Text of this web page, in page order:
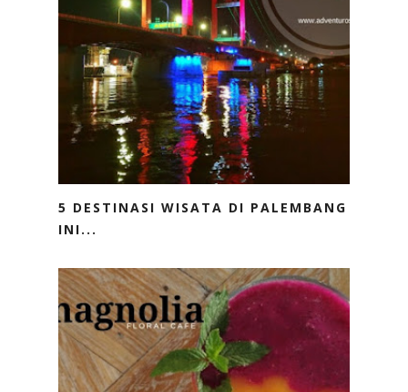
5 DESTINASI WISATA DI PALEMBANG
INI...